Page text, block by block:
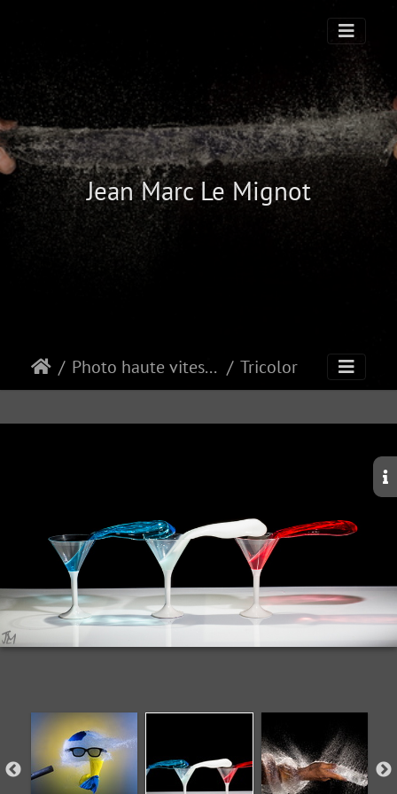
Jean Marc Le Mignot
Photo haute vitesse Tricolor